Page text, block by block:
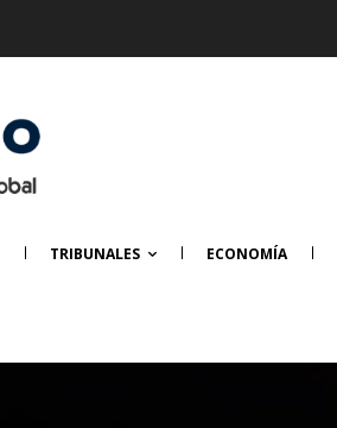
TRIBUNALES ECONOMÍA